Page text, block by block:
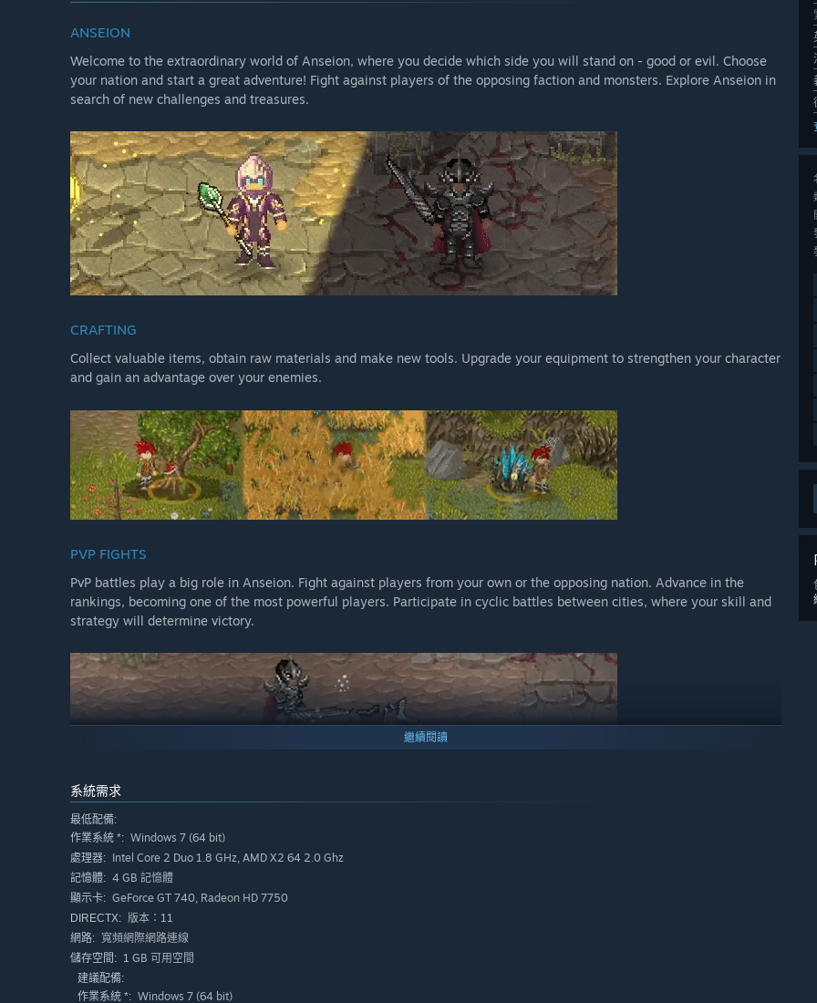
ANSEION
Welcome to the extraordinary world of Anseion, where you decide which side you will stand on - good or evil. Choose
your nation and start a great adventure! Fight against players of the opposing faction and monsters. Explore Anseion in
search of new challenges and treasures.
CRAFTING
Collect valuable items, obtain raw materials and make new tools. Upgrade your equipment to strengthen your character
and gain an advantage over your enemies.
PVP FIGHTS
PvP battles play a big role in Anseion. Fight against players from your own or the opposing nation. Advance in the
rankings, becoming one of the most powerful players. Participate in cyclic battles between cities, where your skill and
strategy will determine victory.
UNIQUE CHARACTER
Choose from a variety of attributes in which your character will excel. Decide whether a warrior would benefit from a
few simple spells and a mage from the art of wielding a sword. Experiment and create a unique set of skills and
equipment.
繼續閱讀
系統需求
最低配備:
作業系統 *: Windows 7 (64 bit)
處理器: Intel Core 2 Duo 1.8 GHz, AMD X2 64 2.0 Ghz
記憶體: 4 GB 記憶體
顯示卡: GeForce GT 740, Radeon HD 7750
DIRECTX: 版本：11
網路: 寬頻網際網路連線
儲存空間: 1 GB 可用空間
建議配備:
作業系統 *: Windows 7 (64 bit)